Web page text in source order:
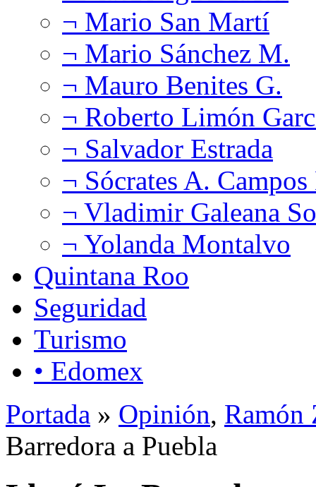
¬ Mario San Martí
¬ Mario Sánchez M.
¬ Mauro Benites G.
¬ Roberto Limón
¬ Salvador Estrada
¬ Sócrates A.
¬ Vladimir Galeana
¬ Yolanda Montalvo
Quintana Roo
Seguridad
Turismo
• Edomex
Portada » Opinión, Ramón
Barredora a Puebla